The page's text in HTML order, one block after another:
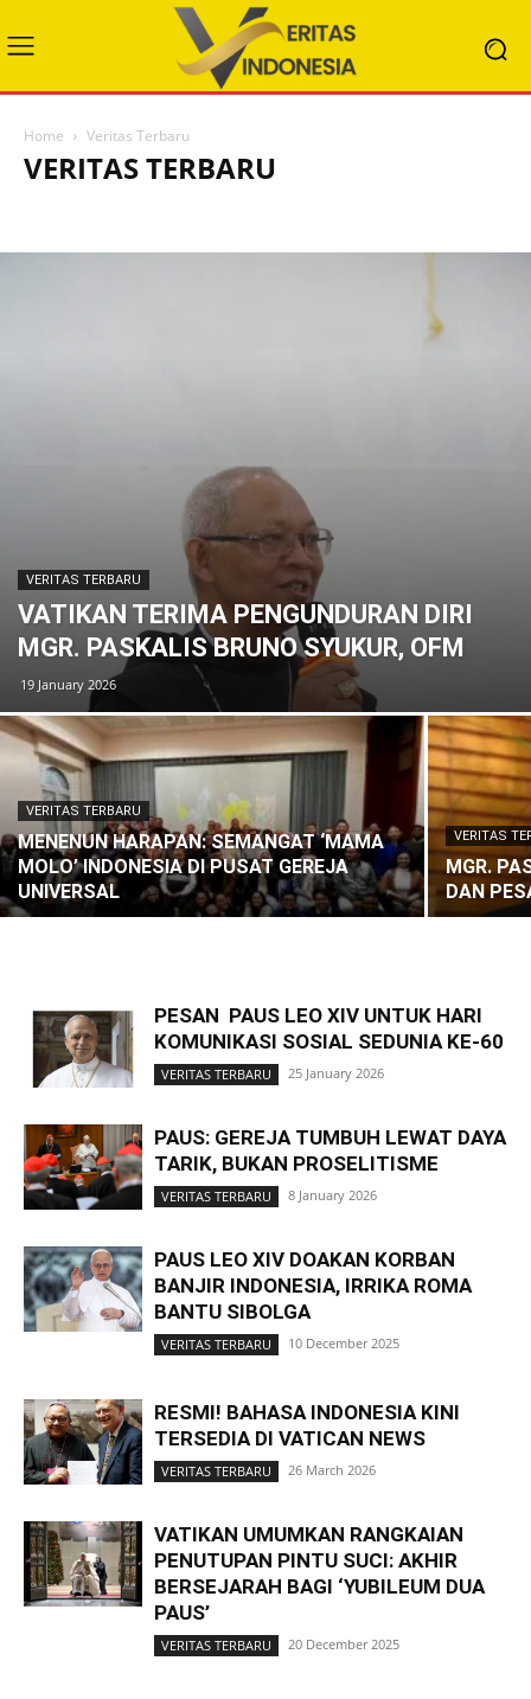
Home Veritas Terbaru
VERITAS TERBARU
VERITAS TERBARU
VATIKAN TERIMA PENGUNDURAN DIRI
MGR. PASKALIS BRUNO SYUKUR, OFM
19 January 2026
VERITAS TERBARU
MENENUN HARAPAN: SEMANGAT ‘MAMA
MOLO’ INDONESIA DI PUSAT GEREJA
UNIVERSAL
VERITAS
MGR.
DAN
PESAN PAUS LEO XIV UNTUK HARI
KOMUNIKASI SOSIAL SEDUNIA KE-60
VERITAS TERBARU 25 January 2026
PAUS: GEREJA TUMBUH LEWAT DAYA
TARIK, BUKAN PROSELITISME
VERITAS TERBARU 8 January 2026
PAUS LEO XIV DOAKAN KORBAN
BANJIR INDONESIA, IRRIKA ROMA
BANTU SIBOLGA
VERITAS TERBARU 10 December 2025
RESMI! BAHASA INDONESIA KINI
TERSEDIA DI VATICAN NEWS
VERITAS TERBARU 26 March 2026
VATIKAN UMUMKAN RANGKAIAN
PENUTUPAN PINTU SUCI: AKHIR
BERSEJARAH BAGI ‘YUBILEUM DUA
PAUS’
VERITAS TERBARU 20 December 2025